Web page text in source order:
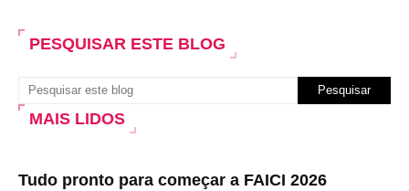
PESQUISAR ESTE BLOG
MAIS LIDOS
Tudo pronto para começar a FAICI 2026